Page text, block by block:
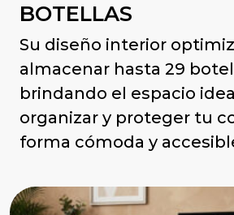
BOTELLAS
Su diseño interior
almacenar hasta 29
brindando el espacio
organizar y proteger tu
forma cómoda y